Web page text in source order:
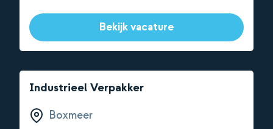
Bekijk vacature
Industrieel Verpakker
Boxmeer